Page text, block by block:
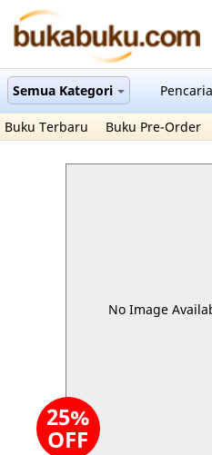
Semua Kategori
Buku Terbaru Buku Pre-Order
No Image
25%
OFF